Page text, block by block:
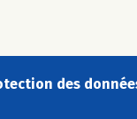
des